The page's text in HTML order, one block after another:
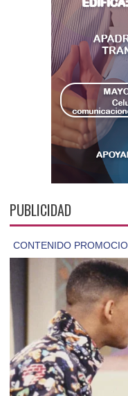
PUBLICIDAD